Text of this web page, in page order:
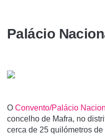
Palácio
O Convento/Palácio
concelho de Mafra, no
cerca de 25 quilómetros